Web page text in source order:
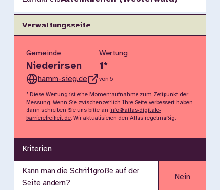
Verwaltungsseite
Gemeinde
Niederirsen
hamm-sieg.de
Wertung
1*
von 5
* Diese Wertung ist eine Momentaufnahme zum Zeitpunkt der
Messung. Wenn Sie zwischenzeitlich Ihre Seite verbessert haben,
dann schreiben Sie uns bitte an info@atlas-digitale-
barrierefreiheit.de. Wir aktualisieren den Atlas regelmäßig.
Kriterien
Kann man die Schriftgröße auf der
Seite ändern?
Nein